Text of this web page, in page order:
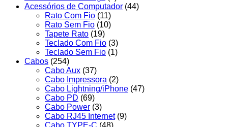
Acessórios de Computador (44)
Rato Com Fio (11)
Rato Sem Fio (10)
Tapete Rato (19)
Teclado Com Fio (3)
Teclado Sem Fio (1)
Cabos (254)
Cabo Aux (37)
Cabo Impressora (2)
Cabo Lightning/iPhone (47)
Cabo PD (69)
Cabo Power (3)
Cabo RJ45 Internet (9)
Cabo TYPE-C (48)